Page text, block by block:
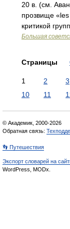
20 в. (см.
прозвище
критикой
Большая
Страницы
1 2 3
10
11
© Академик, 2000-2026
Обратная связь:
👣 Путешествия
Экспорт словарей на
WordPress, MODx.